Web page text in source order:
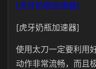
[虎牙奶瓶加速器]
[虎牙奶瓶加速器]
使用太刀一定要利用
动作非常流畅，而且